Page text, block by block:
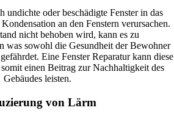
undichte oder beschädigte Fenster in das
an den Fenstern verursachen.
nicht behoben wird, kann es zu
was sowohl die Gesundheit der Bewohner
Eine Fenster Reparatur kann diese
einen Beitrag zur Nachhaltigkeit des
Gebäudes leisten.
von Lärm